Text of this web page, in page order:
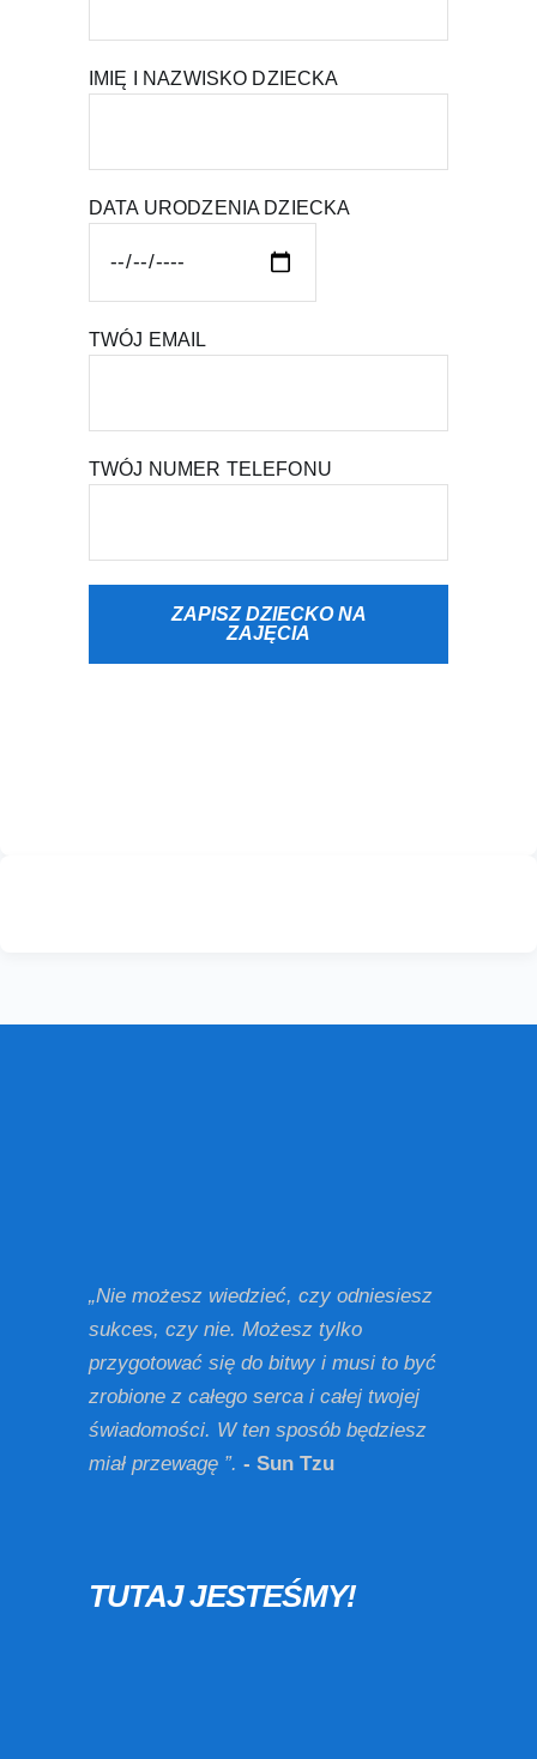
IMIĘ I NAZWISKO DZIECKA
DATA URODZENIA DZIECKA
TWÓJ EMAIL
TWÓJ NUMER TELEFONU
ZAPISZ DZIECKO NA
ZAJĘCIA
„Nie możesz wiedzieć, czy odniesiesz
sukces, czy nie. Możesz tylko
przygotować się do bitwy i musi to być
zrobione z całego serca i całej twojej
świadomości. W ten sposób będziesz
miał przewagę ”. - Sun Tzu
TUTAJ JESTEŚMY!